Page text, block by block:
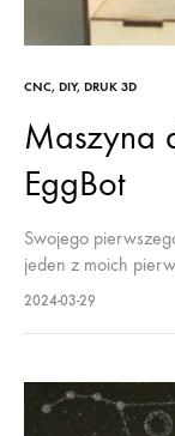
CNC, DIY, DRUK 3D
Maszyna
EggBot
Swojego
jeden z moich
ogromne wyzwanie.
2024-03-29